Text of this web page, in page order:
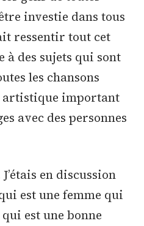
investie dans tous
ressentir tout cet
à des sujets qui sont
les chansons
important
avec des personnes
J’étais en discussion
est une femme qui
est une bonne